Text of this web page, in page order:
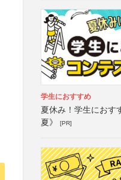
学生におすすめ
夏休み！学生におす
夏》
[PR]